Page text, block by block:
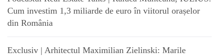
Cum investim 1,3 miliarde de euro în viitorul orașelor
din România
Exclusiv | Arhitectul Maximilian Zielinski: Marile